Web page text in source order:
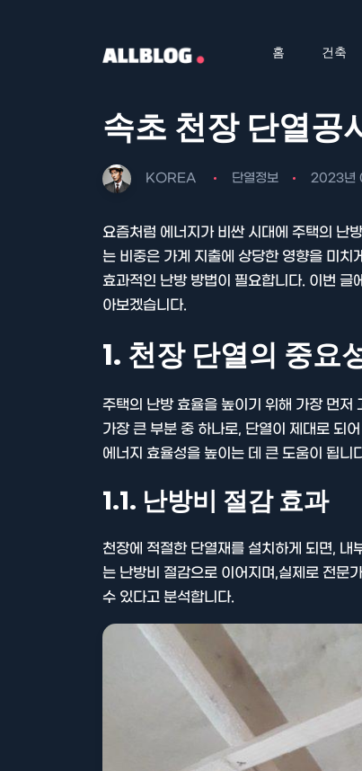
홈 건축
속초 천장 단열공
KOREA 단열정보 2023년
요즘처럼 에너지가 비싼 시대에 주택의 난
는 비중은 가계 지출에 상당한 영향을 미치
효과적인 난방 방법이 필요합니다. 이번 글
아보겠습니다.
1. 천장 단열의 중요
주택의 난방 효율을 높이기 위해 가장 먼저
가장 큰 부분 중 하나로, 단열이 제대로 되
에너지 효율성을 높이는 데 큰 도움이 됩니
1.1. 난방비 절감 효과
천장에 적절한 단열재를 설치하게 되면, 내
는 난방비 절감으로 이어지며,실제로 전
수 있다고 분석합니다.